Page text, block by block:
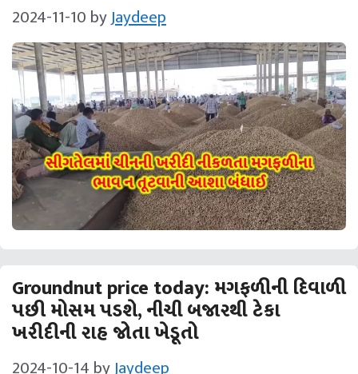
2024-11-10 byJaydeep
Groundnut price today: મગફળીની દિવાળી
પછી મોસમ પડશે, નીચી બજારથી ટેકા
ખરીદીની રાહ જોતા ખેડૂતો
2024-10-14 byJaydeep